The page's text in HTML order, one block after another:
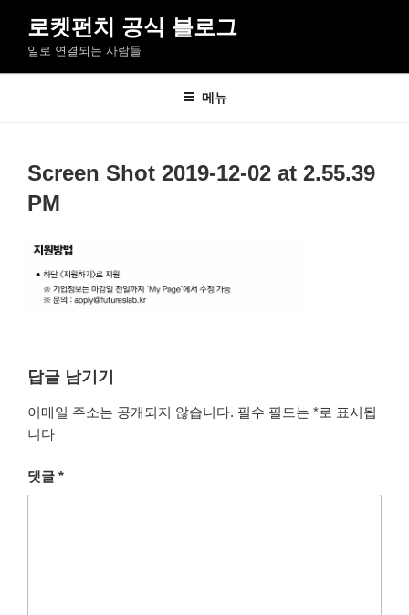
로
로켓펀치 공식 블로그
일로 연결되는 사람들
메뉴
Screen Shot 2019-12-02 at 2.55.39
PM
답글 남기기
이메일 주소는 공개되지 않습니다. 필수 필드는 *로 표시됩
니다
댓글 *